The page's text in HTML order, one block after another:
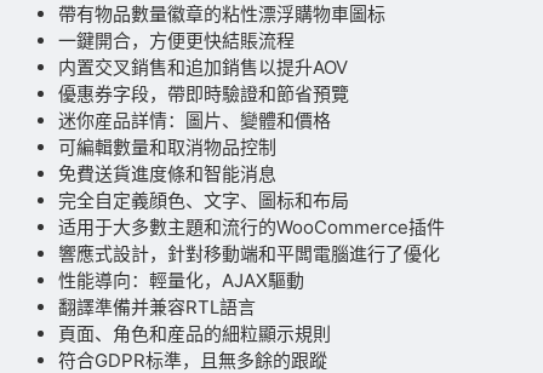
帶有物品數量徽章的粘性漂浮購物車圖标
一鍵開合，方便更快結賬流程
内置交叉銷售和追加銷售以提升AOV
優惠券字段，帶即時驗證和節省預覽
迷你産品詳情：圖片、變體和價格
可編輯數量和取消物品控制
免費送貨進度條和智能消息
完全自定義顔色、文字、圖标和布局
适用于大多數主題和流行的WooCommerce插件
響應式設計，針對移動端和平闆電腦進行了優化
性能導向：輕量化，AJAX驅動
翻譯準備并兼容RTL語言
頁面、角色和産品的細粒顯示規則
符合GDPR标準，且無多餘的跟蹤